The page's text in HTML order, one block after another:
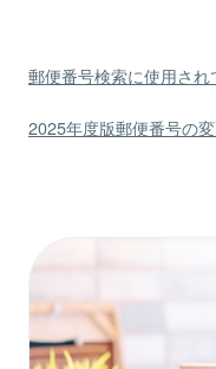
郵便番号検索に使用さ
2025年度版郵便番号の